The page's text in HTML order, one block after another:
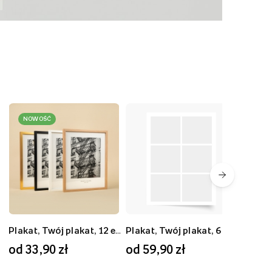
NOWOŚĆ
od 33,90 zł od 59,90 zł
Plakat, Twój plakat, 9 elementów, 60x60
od 67,90 zł
Plakat, Twój plakat, 6 elementów, 30x20
od 24,90 zł